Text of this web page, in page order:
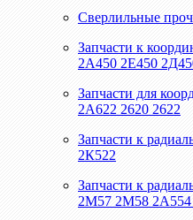
Сверлильные
Запчасти к
2А450 2Е450
Запчасти для
2А622 2620 2622
Запчасти к
2К522
Запчасти к
2М57 2М58